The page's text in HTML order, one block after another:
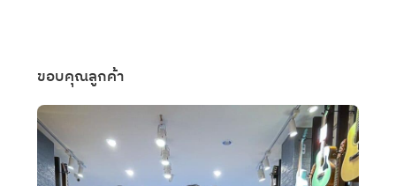
ขอบคุณลูกค้า